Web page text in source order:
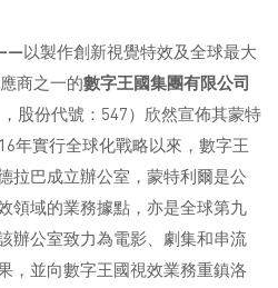
以製作創新視覺特效及全球最大
商之一的數字王國集團有限公司
股份代號：547）欣然宣佈其蒙特
年實行全球化戰略以來，數字王
拉巴成立辦公室，蒙特利爾是公
領域的業務據點，亦是全球第九
辦公室致力為電影、劇集和串流
，並向數字王國視效業務重鎮洛